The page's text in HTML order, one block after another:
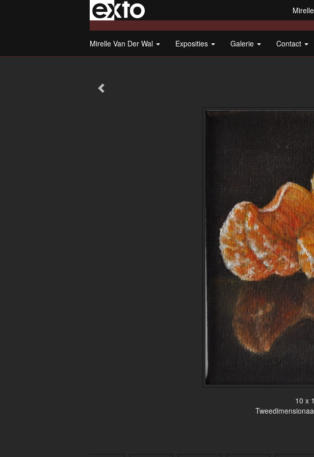
Mirelle Van Der Wal Exposities Galerie Contact
10 x